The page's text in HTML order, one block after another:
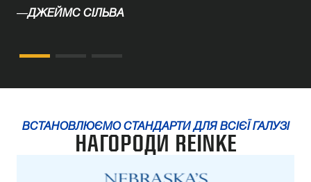
—ДЖЕЙМС СІЛЬВА
ВСТАНОВЛЮЄМО СТАНДАРТИ ДЛЯ ВСІЄЇ ГАЛУЗІ
НАГОРОДИ REINKE